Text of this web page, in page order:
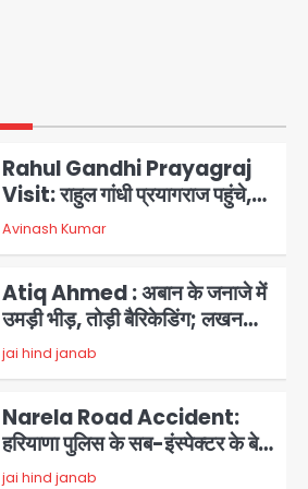
बेसमेंट में चल रही थी 8वीं की क्लास,
नोटिस
Rahul Gandhi Prayagraj
Visit: राहुल गांधी प्रयागराज पहुंचे,
साथ में प्रियंका की बेटी मिराया; केपी
ग्राउंड में छात्रों से संवाद, सिर्फ 5
Avinash Kumar
Atiq Ahmed : अबान के जनाजे में
उमड़ी भीड़, तोड़ी बैरिकेडिंग; लखनऊ
जेल से लखनऊ पहुंचा उमर
jai hind janab
Narela Road Accident:
हरियाणा पुलिस के सब-इंस्पेक्टर के बेटे
ने मर्सिडीज से मारी टक्कर, 70 वर्षीय
jai hind janab